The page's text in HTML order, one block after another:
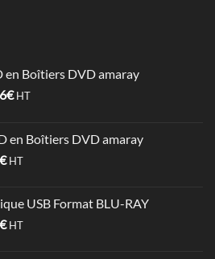
en Boîtiers DVD amaray
€Plage
6,78€
à
HT
en Boîtiers DVD amaray
€Plage
1,53€
à
HT
USB Format BLU-RAY
€Plage
HT